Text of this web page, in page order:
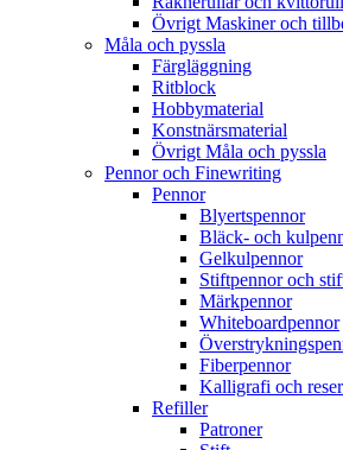
Övrigt Maskiner och
Måla och pyssla
Färgläggning
Ritblock
Hobbymaterial
Konstnärsmaterial
Övrigt Måla och pyssla
Pennor och Finewriting
Pennor
Blyertspennor
Bläck- och
Gelkulpennor
Stiftpennor och
Märkpennor
Whiteboardpennor
Fiberpennor
Kalligrafi och
Refiller
Patroner